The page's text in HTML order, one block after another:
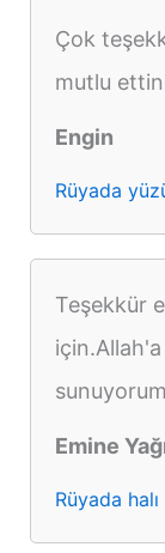
Çok
mutlu
Engin
Rüyada
Teşekkür
Emine
Rüyada